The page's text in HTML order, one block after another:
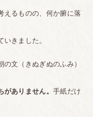
えるものの、何か腑に落
きました。
文（きぬぎぬのふみ）
がありません。手紙だけ